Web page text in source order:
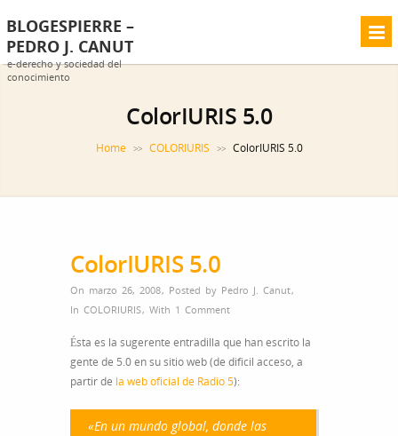
BLOGESPIERRE –
PEDRO J. CANUT
e-derecho y sociedad del
conocimiento
ColorIURIS 5.0
Home >> COLORIURIS >> ColorIURIS 5.0
ColorIURIS 5.0
On marzo 26, 2008, Posted by Pedro J. Canut,
In COLORIURIS, With 1 Comment
Ésta es la sugerente entradilla que han escrito la
gente de 5.0 en su sitio web (de dificil acceso, a
partir de la web oficial de Radio 5):
«En un mundo global, donde las